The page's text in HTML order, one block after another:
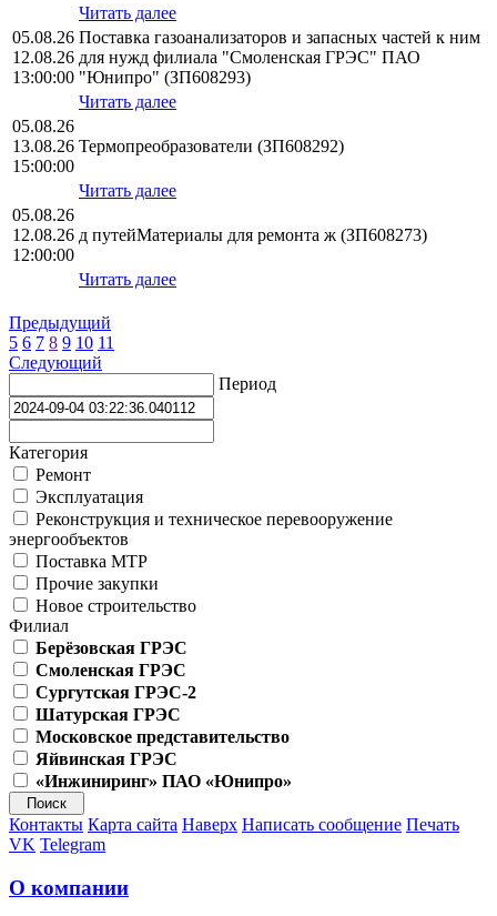
Читать далее
05.08.26
12.08.26
13:00:00
Поставка газоанализаторов и запасных частей к ним
для нужд филиала "Смоленская ГРЭС" ПАО
"Юнипро" (ЗП608293)
Читать далее
05.08.26
13.08.26
15:00:00
Термопреобразователи (ЗП608292)
Читать далее
05.08.26
12.08.26
12:00:00
д путейМатериалы для ремонта ж (ЗП608273)
Читать далее
Предыдущий
5 6 7 8 9 10 11
Следующий
Период
Категория
Ремонт
Эксплуатация
Реконструкция и техническое перевооружение
энергообъектов
Поставка МТР
Прочие закупки
Новое строительство
Филиал
Берёзовская ГРЭС
Смоленская ГРЭС
Сургутская ГРЭС-2
Шатурская ГРЭС
Московское представительство
Яйвинская ГРЭС
«Инжиниринг» ПАО «Юнипро»
Контакты Карта сайта Наверх Написать сообщение Печать
VK Telegram
О компании